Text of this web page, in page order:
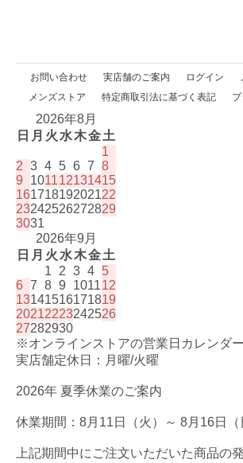
お問い合わせ 実店舗のご案内 ログイン
メンズストア
特定商取引法に基づく表記
2026年8月
日 月 火 水木金土
1
2 3 4 5 6 7 8
9
101112131415
16171819202122
23242526272829
3031
2026年9月
日 月 火 水木金土
1
2 3 4 5
6 7 8 9 101112
13141516171819
20212223242526
27282930
※オンラインストアの営業日カレンダー
実店舗定休日：月曜/火曜
2026年 夏季休業のご案内
休業期間：8月11日（火）～ 8月16日（
上記期間中にご注文いただいた商品の